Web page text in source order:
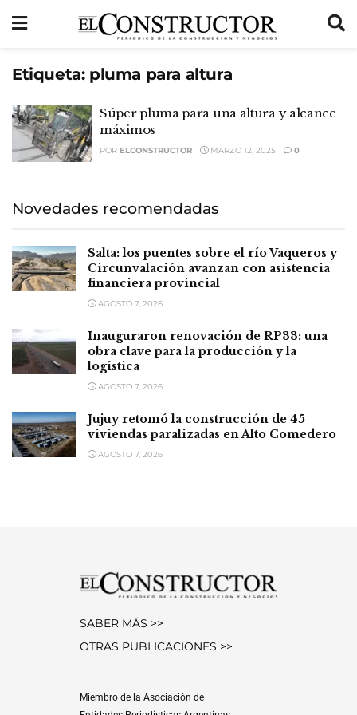
Etiqueta: pluma para altura
Súper pluma para una altura y alcance
máximos
POR ELCONSTRUCTOR MARZO 12, 2025 0
Novedades recomendadas
Salta: los puentes sobre el río Vaqueros y
Circunvalación avanzan con asistencia
financiera provincial
AGOSTO 7, 2026
Inauguraron renovación de RP33: una
obra clave para la producción y la
logística
AGOSTO 7, 2026
Jujuy retomó la construcción de 45
viviendas paralizadas en Alto Comedero
AGOSTO 7, 2026
SABER MÁS >>
OTRAS PUBLICACIONES >>
Miembro de la Asociación de